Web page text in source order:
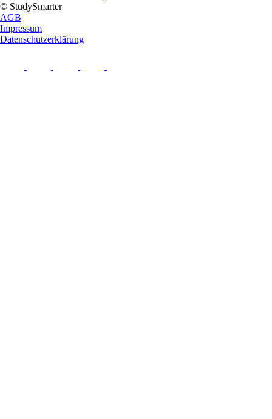
© StudySmarter
AGB
Impressum
Datenschutzerklärung